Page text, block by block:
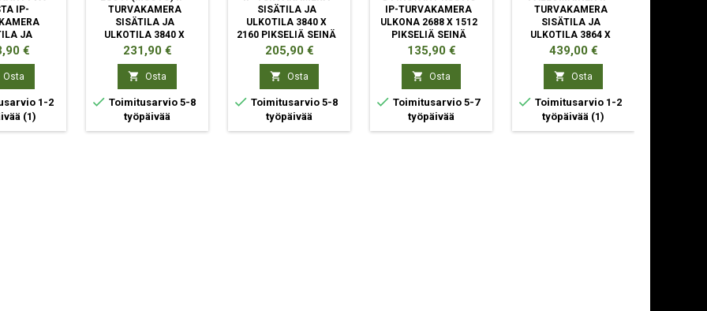
IP-
JA
2688 X
SEINÄ
€
Osta
1-2
(1)
TURVAKAMERA
SISÄTILA JA
ULKOTILA 3840 X
2160 PIKSELIÄ
KATTO/SEINÄ/TANKO
Hinta
231,90 €
 Osta
 Toimitusarvio 5-8
työpäivää
SISÄTILA JA
ULKOTILA 3840 X
2160 PIKSELIÄ SEINÄ
Hinta
205,90 €
 Osta
 Toimitusarvio 5-8
työpäivää
IP-TURVAKAMERA
ULKONA 2688 X 1512
PIKSELIÄ SEINÄ
Hinta
135,90 €
 Osta
 Toimitusarvio 5-7
työpäivää
TURVAKAMERA
SISÄTILA JA
ULKOTILA 3864 X
2160 PIKSELIÄ
KATTO/SEINÄ/TANKO
Hinta
439,00 €
 Osta
 Toimitusarvio 1-2
työpäivää (1)